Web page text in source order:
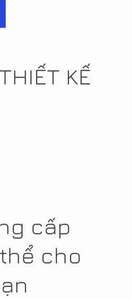
KẾ
cấp
cho